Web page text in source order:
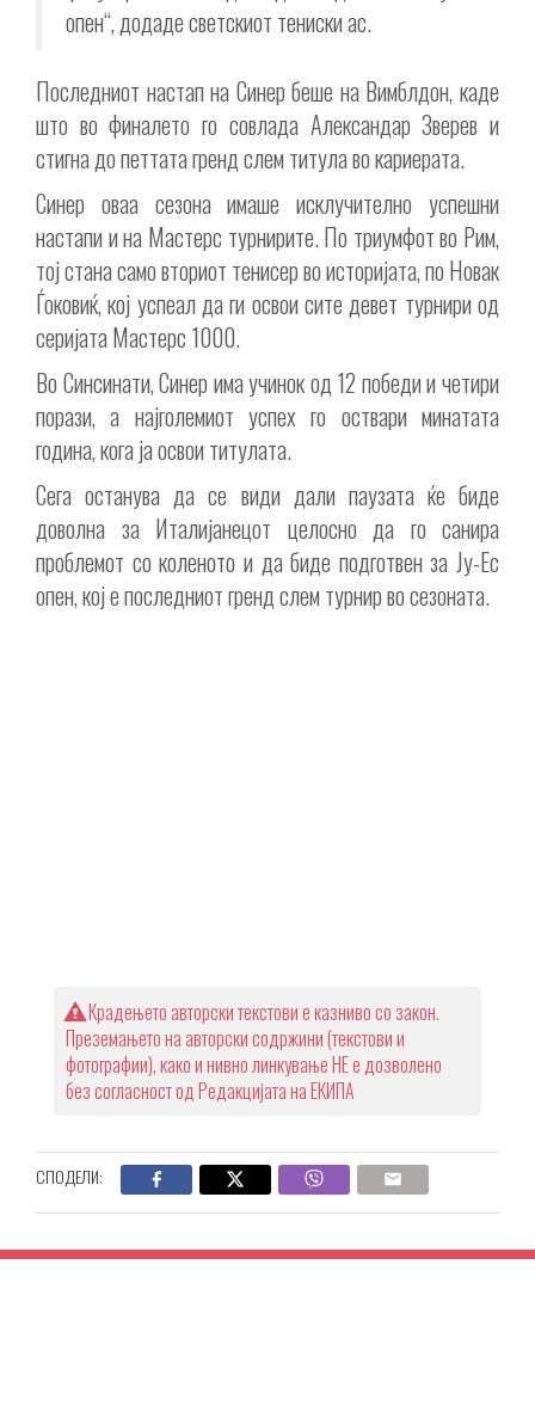
опен“, додаде светскиот тениски ас.
Последниот настап на Синер беше на Вимблдон, каде
што во финалето го совлада Александар Зверев и
стигна до петтата гренд слем титула во кариерата.
Синер оваа сезона имаше исклучително успешни
настапи и на Мастерс турнирите. По триумфот во Рим,
тој стана само вториот тенисер во историјата, по Новак
Ѓоковиќ, кој успеал да ги освои сите девет турнири од
серијата Мастерс 1000.
Во Синсинати, Синер има учинок од 12 победи и четири
порази, а најголемиот успех го оствари минатата
година, кога ја освои титулата.
Сега останува да се види дали паузата ќе биде
доволна за Италијанецот целосно да го санира
проблемот со коленото и да биде подготвен за Ју-Ес
опен, кој е последниот гренд слем турнир во сезоната.
Крадењето авторски текстови е казниво со закон.
Преземањето на авторски содржини (текстови и
фотографии), како и нивно линкување НЕ е дозволено
без согласност од Редакцијата на ЕКИПА
СПОДЕЛИ: